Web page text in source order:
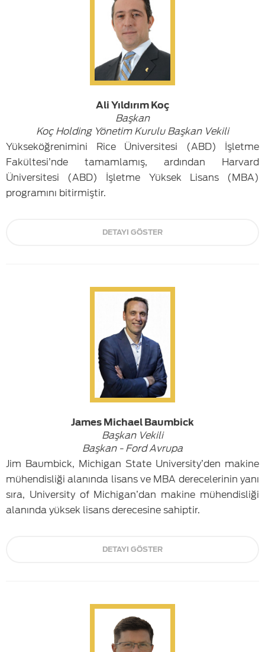
Ali Yıldırım Koç
Başkan
Koç Holding Yönetim Kurulu Başkan Vekili
Yükseköğrenimini Rice Üniversitesi (ABD) İşletme
Fakültesi’nde tamamlamış, ardından Harvard
Üniversitesi (ABD) İşletme Yüksek Lisans (MBA)
programını bitirmiştir.
DETAYI GÖSTER
James Michael Baumbick
Başkan Vekili
Başkan - Ford Avrupa
Jim Baumbick, Michigan State University’den makine
mühendisliği alanında lisans ve MBA derecelerinin yanı
sıra, University of Michigan’dan makine mühendisliği
alanında yüksek lisans derecesine sahiptir.
DETAYI GÖSTER